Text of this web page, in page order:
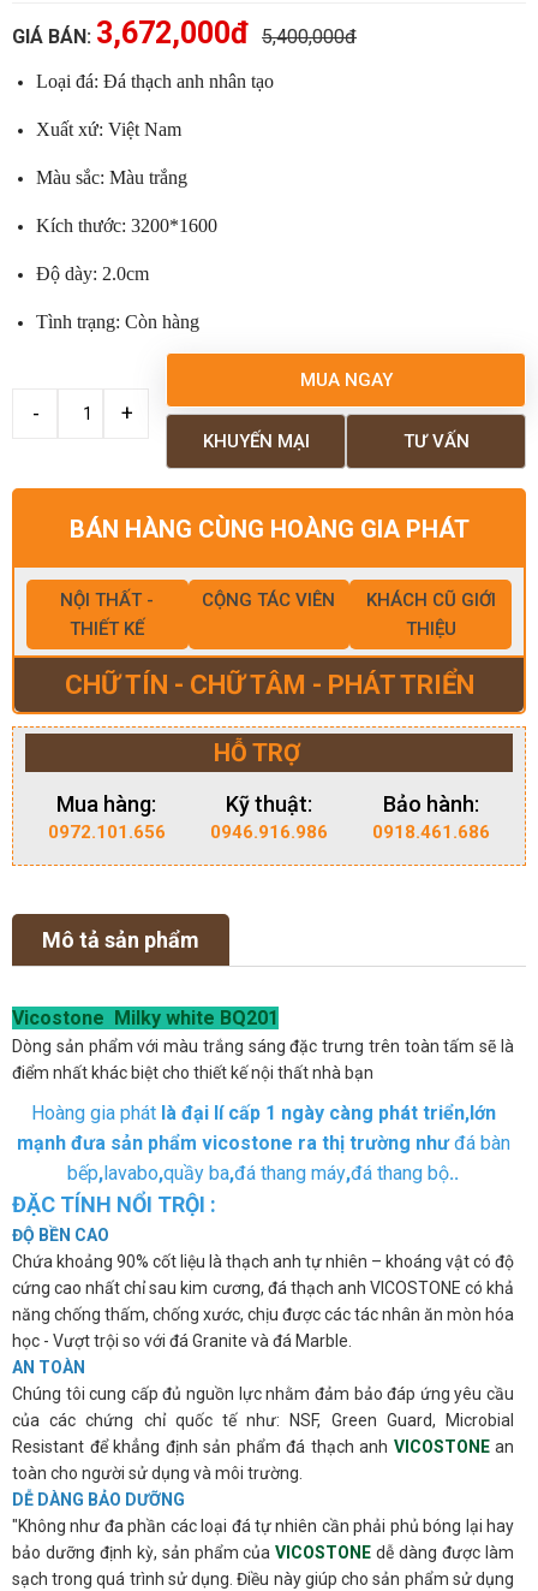
GIÁ BÁN: 3,672,000đ 5,400,000đ
Loại đá: Đá thạch anh nhân tạo
Xuất xứ: Việt Nam
Màu sắc: Màu trắng
Kích thước: 3200*1600
Độ dày: 2.0cm
Tình trạng: Còn hàng
MUA NGAY
TƯ VẤN
KHUYẾN MẠI
BÁN HÀNG CÙNG HOÀNG GIA PHÁT
NỘI THẤT -
THIẾT KẾ
CỘNG TÁC VIÊN
KHÁCH CŨ GIỚI
THIỆU
CHỮ TÍN - CHỮ TÂM - PHÁT TRIỂN
HỖ TRỢ
Mua hàng:
0972.101.656
Kỹ thuật:
0946.916.986
Bảo hành:
0918.461.686
Mô tả sản phẩm
Vicostone Milky white BQ201
Dòng sản phẩm với màu trắng sáng đặc trưng trên toàn tấm sẽ là
điểm nhất khác biệt cho thiết kế nội thất nhà bạn
Hoàng gia phátlà đại lí cấp 1 ngày càng phát triển,lớn
mạnh đưa sản phẩm vicostone ra thị trường nhưđá bàn
bếp,lavabo,quầy ba,đá thang máy,đá thang bộ..
ĐẶC TÍNH NỔI TRỘI :
ĐỘ BỀN CAO
Chứa khoảng 90% cốt liệu là thạch anh tự nhiên – khoáng vật có độ
cứng cao nhất chỉ sau kim cương, đá thạch anh VICOSTONE có khả
năng chống thấm, chống xước, chịu được các tác nhân ăn mòn hóa
học - Vượt trội so với đá Granite và đá Marble.
AN TOÀN
Chúng tôi cung cấp đủ nguồn lực nhằm đảm bảo đáp ứng yêu cầu
của các chứng chỉ quốc tế như: NSF, Green Guard, Microbial
Resistant để khẳng định sản phẩm đá thạch anh VICOSTONE an
toàn cho người sử dụng và môi trường.
DỄ DÀNG BẢO DƯỠNG
"Không như đa phần các loại đá tự nhiên cần phải phủ bóng lại hay
bảo dưỡng định kỳ, sản phẩm củaVICOSTONEdễ dàng được làm
sạch trong quá trình sử dụng. Điều này giúp cho sản phẩm sử dụng